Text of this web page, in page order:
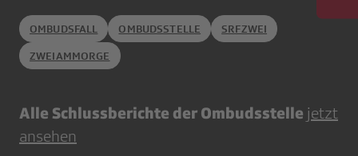
OMBUDSFALL OMBUDSSTELLE SRFZWEI
ZWEIAMMORGE
Alle Schlussberichte der Ombudsstelle jetzt
ansehen